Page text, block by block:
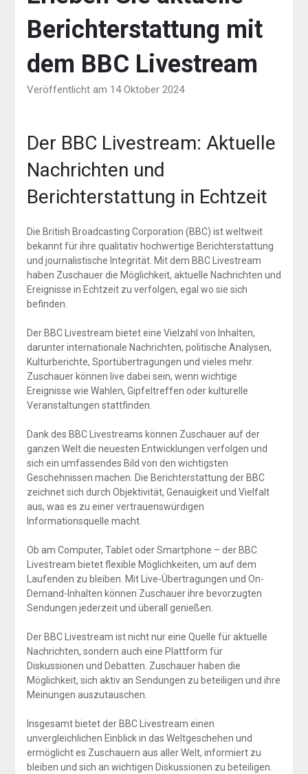
Berichterstattung mit
dem BBC Livestream
Veröffentlicht am 14 Oktober 2024
Der BBC Livestream: Aktuelle
Nachrichten und
Berichterstattung in Echtzeit
Die British Broadcasting Corporation (BBC) ist weltweit
bekannt für ihre qualitativ hochwertige Berichterstattung
und journalistische Integrität. Mit dem BBC Livestream
haben Zuschauer die Möglichkeit, aktuelle Nachrichten und
Ereignisse in Echtzeit zu verfolgen, egal wo sie sich
befinden.
Der BBC Livestream bietet eine Vielzahl von Inhalten,
darunter internationale Nachrichten, politische Analysen,
Kulturberichte, Sportübertragungen und vieles mehr.
Zuschauer können live dabei sein, wenn wichtige
Ereignisse wie Wahlen, Gipfeltreffen oder kulturelle
Veranstaltungen stattfinden.
Dank des BBC Livestreams können Zuschauer auf der
ganzen Welt die neuesten Entwicklungen verfolgen und
sich ein umfassendes Bild von den wichtigsten
Geschehnissen machen. Die Berichterstattung der BBC
zeichnet sich durch Objektivität, Genauigkeit und Vielfalt
aus, was es zu einer vertrauenswürdigen
Informationsquelle macht.
Ob am Computer, Tablet oder Smartphone – der BBC
Livestream bietet flexible Möglichkeiten, um auf dem
Laufenden zu bleiben. Mit Live-Übertragungen und On-
Demand-Inhalten können Zuschauer ihre bevorzugten
Sendungen jederzeit und überall genießen.
Der BBC Livestream ist nicht nur eine Quelle für aktuelle
Nachrichten, sondern auch eine Plattform für
Diskussionen und Debatten. Zuschauer haben die
Möglichkeit, sich aktiv an Sendungen zu beteiligen und ihre
Meinungen auszutauschen.
Insgesamt bietet der BBC Livestream einen
unvergleichlichen Einblick in das Weltgeschehen und
ermöglicht es Zuschauern aus aller Welt, informiert zu
bleiben und sich an wichtigen Diskussionen zu beteiligen.